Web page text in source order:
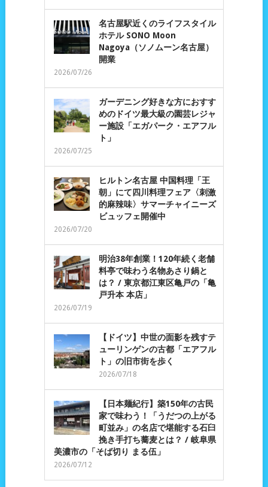
名古屋駅近くのライフスタイル
ホテル SONO Moon
Nagoya（ソノムーン名古屋）
開業
2026/07/26
ガーデニング好きな方におすす
めのドイツ最大級の園芸レジャ
ー施設「エガパーク・エアフル
ト」
2026/07/25
ヒルトン名古屋 中国料理「王
朝」にて四川料理フェア〈刺激
的麻辣味〉サマーチャイニーズ
ビュッフェ開催中
2026/07/20
明治38年創業！120年続く老舗
料亭で味わう名物あさり鍋と
は？ / 東京都江東区亀戸の「亀
戸升本 本店」
2026/07/19
【ドイツ】中世の面影を残すテ
ューリンゲンの古都「エアフル
ト」の旧市街を歩く
2026/07/18
【日本麺紀行】築150年の古民
家で味わう！「うだつの上がる
町並み」の名店で堪能する石臼
挽き手打ち蕎麦とは？ / 岐阜県
美濃市の「そば切り まる伍」
2026/07/12